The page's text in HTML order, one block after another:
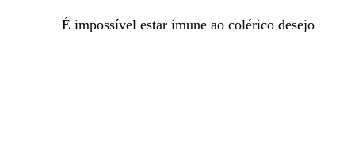
É impossível estar imune ao colérico desejo